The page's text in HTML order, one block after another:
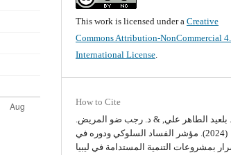
This work is licensed under aCreative
Commons Attribution-NonCommercial
International License.
How to Cite
بلعيد الطاهر علي, & د. رجب ضو المريض.
(2024). مؤشر الفساد السلوكي ودوره في
بمشروعات التنمية المستدامة في ليبيا